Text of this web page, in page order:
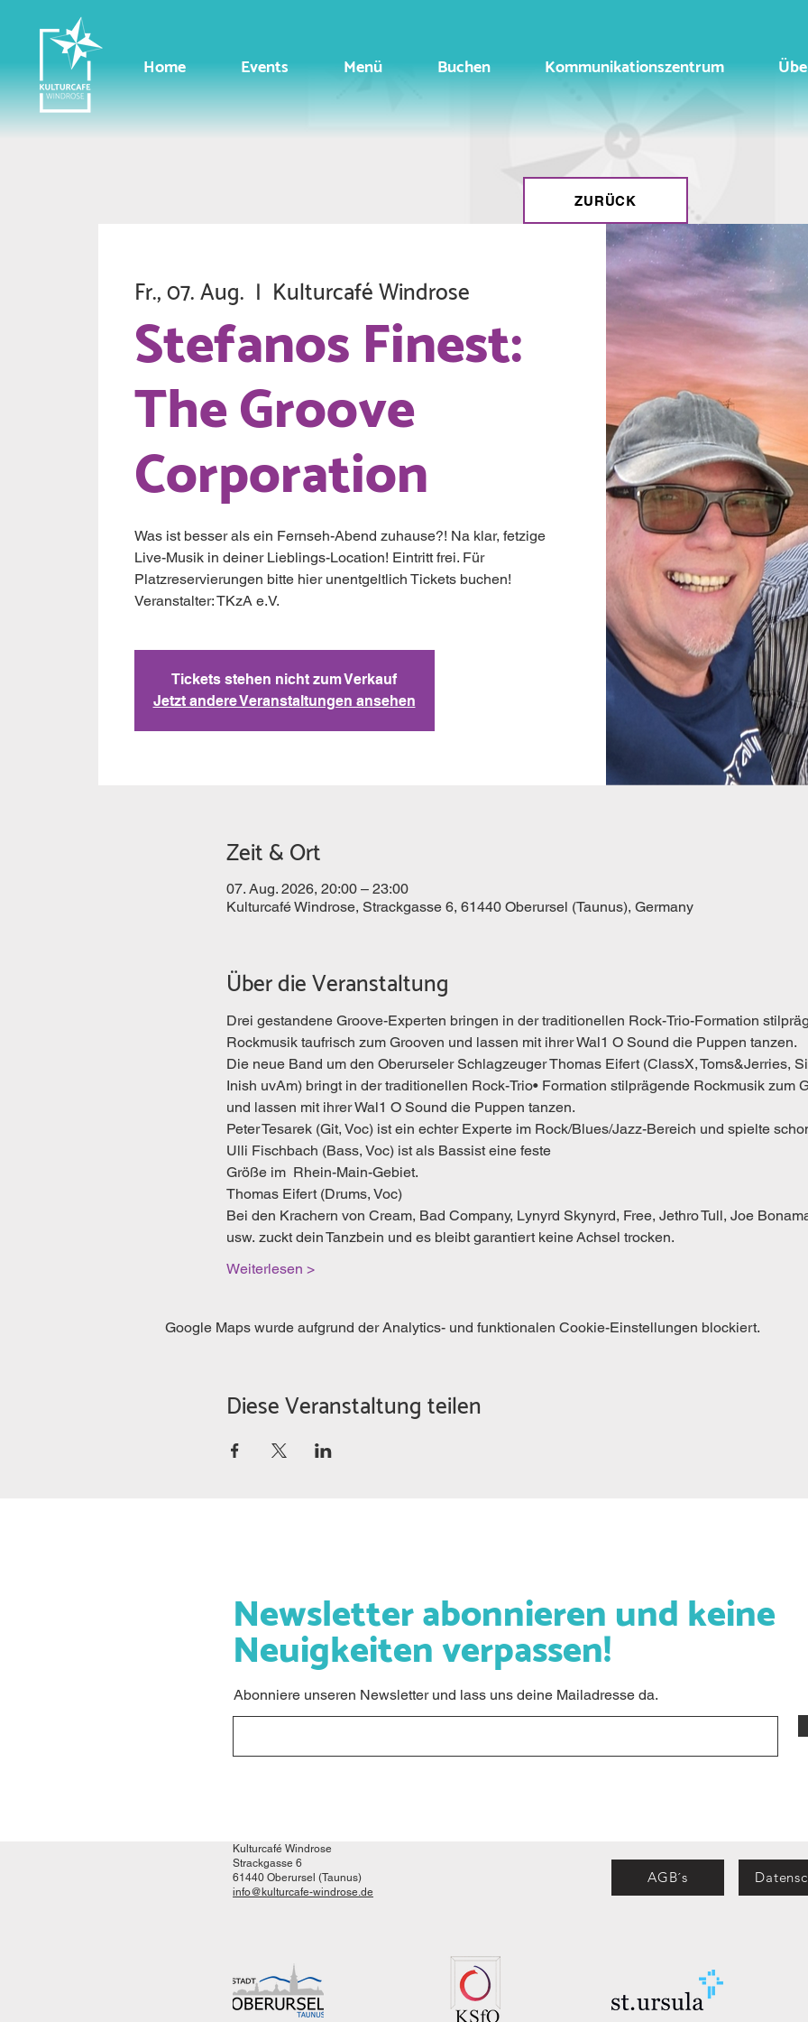
Home Events Menü Buchen Kommunikationszentrum
ZURÜCK
Fr., 07. Aug.
  |
Kulturcafé Windrose
Stefanos Finest:
The Groove
Corporation
Was ist besser als ein Fernseh-Abend zuhause?! Na klar, fetzige
Live-Musik in deiner Lieblings-Location! Eintritt frei. Für
Platzreservierungen bitte hier unentgeltlich Tickets buchen!
Veranstalter: TKzA e.V.
Tickets stehen nicht zum Verkauf
Jetzt andere Veranstaltungen ansehen
Zeit & Ort
07. Aug. 2026, 20:00 – 23:00
Kulturcafé Windrose, Strackgasse 6, 61440 Oberursel (Taunus), Germany
Über die Veranstaltung
Drei gestandene Groove-Experten bringen in der traditionellen Rock-Trio-Formation
Rockmusik taufrisch zum Grooven und lassen mit ihrer Wal1 O Sound die Puppen tanzen.
Die neue Band um den Oberurseler Schlagzeuger Thomas Eifert (ClassX, Toms&Jerries,
Inish uvAm) bringt in der traditionellen Rock-Trio• Formation stilprägende Rockmusik zum
und lassen mit ihrer Wal1 O Sound die Puppen tanzen.
Peter Tesarek (Git, Voc) ist ein echter Experte im Rock/Blues/Jazz-Bereich und spielte
Ulli Fischbach (Bass, Voc) ist als Bassist eine feste
Größe im  Rhein-Main-Gebiet.
Thomas Eifert (Drums, Voc)
Bei den Krachern von Cream, Bad Company, Lynyrd Skynyrd, Free, Jethro Tull, Joe
usw. zuckt dein Tanzbein und es bleibt garantiert keine Achsel trocken.
Weiterlesen >
Google Maps wurde aufgrund der Analytics- und funktionalen Cookie-Einstellungen blockiert.
Diese Veranstaltung teilen
Newsletter abonnieren und keine
Neuigkeiten verpassen!
Abonniere unseren Newsletter und lass uns deine Mailadresse da.
Kulturcafé Windrose
Strackgasse 6
61440 Oberursel (Taunus)
info@kulturcafe-windrose.de
AGB´s